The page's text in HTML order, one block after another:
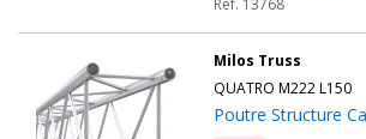
Réf. 13768
Milos Truss
QUATRO M222 L150
Poutre Structure